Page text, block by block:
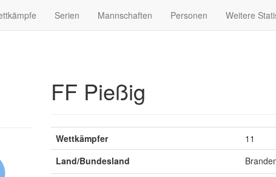
Serien Mannschaften Personen Weitere
FF Pießig
Wettkämpfer
11
Land/Bundesland